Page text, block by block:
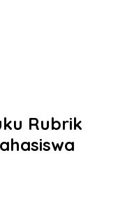
Rubrik